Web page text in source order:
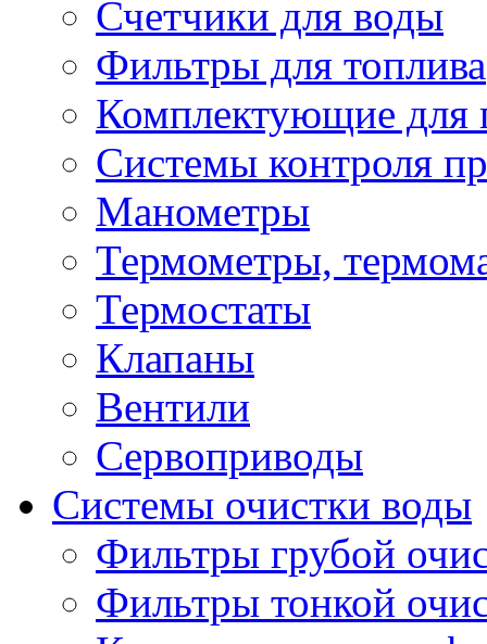
Счетчики для воды
Фильтры для топлива
Комплектующие для
Системы контроля
Манометры
Термометры,
Термостаты
Клапаны
Вентили
Сервоприводы
Системы очистки воды
Фильтры грубой
Фильтры тонкой